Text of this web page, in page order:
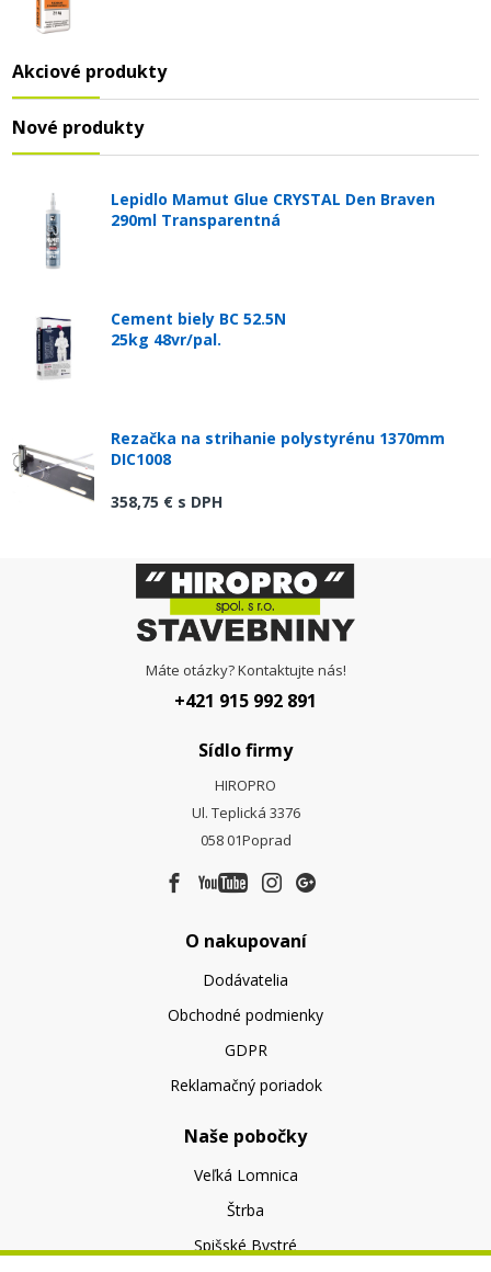
Akciové produkty
Nové produkty
Lepidlo Mamut Glue CRYSTAL Den Braven
290ml Transparentná
Cement biely BC 52.5N
25kg 48vr/pal.
Rezačka na strihanie polystyrénu 1370mm
DIC1008
358,75 € s DPH
Máte otázky? Kontaktujte nás!
+421 915 992 891
Sídlo firmy
HIROPRO
Ul. Teplická 3376
058 01Poprad
O nakupovaní
Dodávatelia
Obchodné podmienky
GDPR
Reklamačný poriadok
Naše pobočky
Veľká Lomnica
Štrba
Spišské Bystré